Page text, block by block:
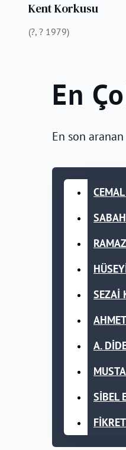
Kent Korkusu
(?, ? 1979)
En
En son
SEZAİ
A.
SİBEL